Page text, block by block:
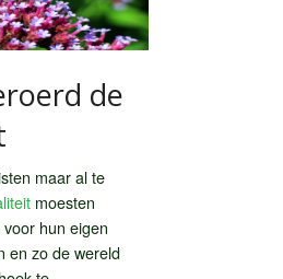
de
maar al te
moesten
hun eigen
en zo de wereld